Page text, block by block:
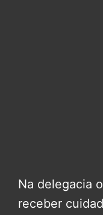
Na delegacia
receber